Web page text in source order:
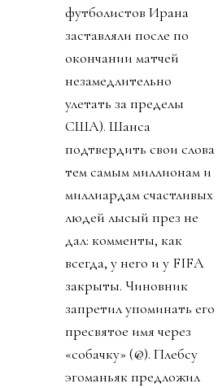
футболистов Ирана
заставляли после по
окончании матчей
незамедлительно
улетать за пределы
США). Шанса
подтвердить свои слова
тем самым миллионам и
миллиардам счастливых
людей лысый през не
дал: комменты, как
всегда, у него и у FIFA
закрыты. Чиновник
запретил упоминать его
пресвятое имя через
«собачку» (@). Плебсу
эгоманьяк предложил